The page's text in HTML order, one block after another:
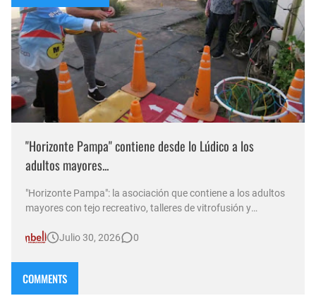
"Horizonte Pampa" contiene desde lo Lúdico a los
adultos mayores...
"Horizonte Pampa": la asociación que contiene a los adultos
mayores con tejo recreativo, talleres de vitrofusión y
Radio, el presidente de la institución, Mario, repasó las
Julio 30, 2026 0
COMMENTS